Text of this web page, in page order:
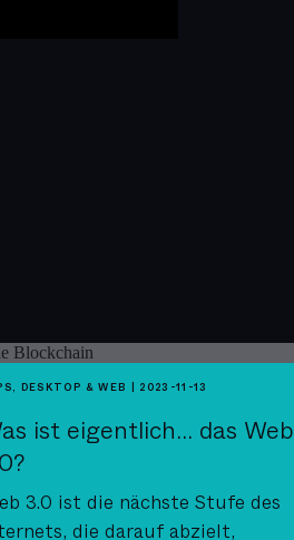
DESKTOP & WEB
2023-11-13
ist eigentlich... das Web
3.0 ist die nächste Stufe des
die darauf abzielt,